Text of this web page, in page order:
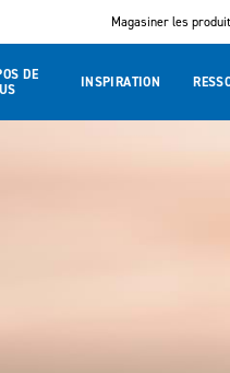
Magasiner les
DE
INSPIRATION